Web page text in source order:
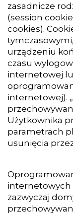
zasadnicze
(session
cookies).
urządzeniu
czasu
internetowej
internetowej).
Użytkownika
parametrach
usunięcia
internetowych
zazwyczaj